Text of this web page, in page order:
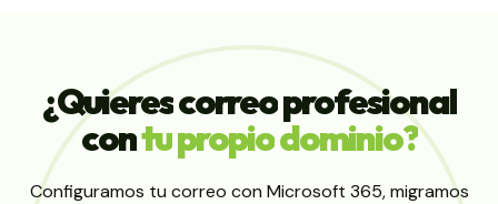
¿Quierescorreoprofesional
contupropiodominio?
Configuramos tu correo con Microsoft 365, migramos